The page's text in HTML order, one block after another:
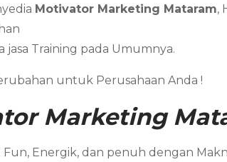
Motivator Marketing Mataram,
Training pada Umumnya.
untuk Perusahaan Anda !
Marketing
Energik, dan penuh dengan